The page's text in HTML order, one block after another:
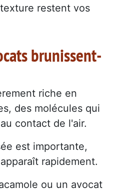
restent vos
brunissent-
riche en
des molécules qui
contact de l'air.
est importante,
rapidement.
ou un avocat